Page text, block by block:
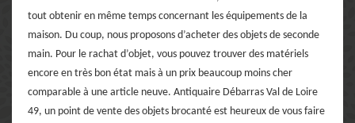
tout obtenir en même temps concernant les équipements de la
maison. Du coup, nous proposons d’acheter des objets de seconde
main. Pour le rachat d’objet, vous pouvez trouver des matériels
encore en très bon état mais à un prix beaucoup moins cher
comparable à une article neuve. Antiquaire Débarras Val de Loire
49, un point de vente des objets brocanté est heureux de vous faire